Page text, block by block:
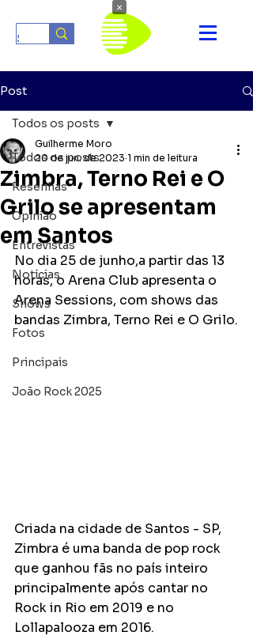
Post
Todos os posts
Resenhas
Opinião
Entrevistas
Notícias
Shows
Fotos
Principais
João Rock 2025
Todos os posts
Zimbra, Terno Rei e O
Grilo se apresentam
em Santos
Guilherme Moro
20 de jun. de 2023 1 min de leitura
No dia 25 de junho,a partir das 13
horas, o Arena Club apresenta o
Arena Sessions, com shows das
bandas Zimbra, Terno Rei e O Grilo.
Criada na cidade de Santos - SP,
Zimbra é uma banda de pop rock
que ganhou fãs no país inteiro
principalmente após cantar no
Rock in Rio em 2019 e no
Lollapalooza em 2016.
×